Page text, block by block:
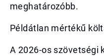
meghatározóbb.
Példátlan mértékű
A 2026-os szövetségi